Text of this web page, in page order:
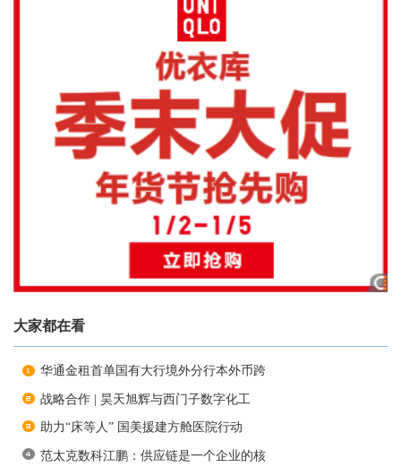
大家都在看
华通金租首单国有大行境外分行本外币跨
战略合作 | 昊天旭辉与西门子数字化工
助力“床等人” 国美援建方舱医院行动
范太克数科江鹏：供应链是一个企业的核